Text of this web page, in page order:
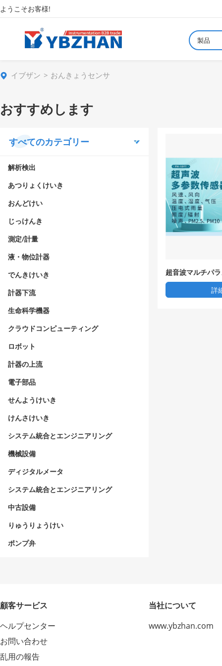
ようこそお客様!
製品
イブザン おんきょうセンサ
おすすめします
すべてのカテゴリー
解析検出
あつりょくけいき
おんどけい
じっけんき
測定/計量
液・物位計器
でんきけいき
計器下流
生命科学機器
クラウドコンピューティング
ロボット
計器の上流
電子部品
せんようけいき
けんさけいき
システム統合とエンジニアリング
機械設備
ディジタルメータ
システム統合とエンジニアリング
中古設備
りゅうりょうけい
ポンプ弁
超音波マルチパ
詳
顧客サービス
ヘルプセンター
お問い合わせ
乱用の報告
当社について
www.ybzhan.com